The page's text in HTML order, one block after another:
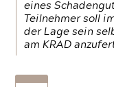
eines
Teilnehmer soll
der Lage sein
am KRAD